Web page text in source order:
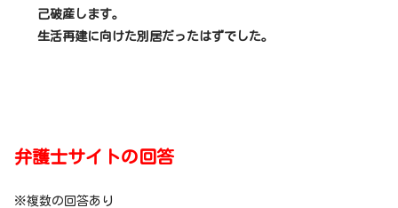
己破産します。
生活再建に向けた別居だったはずでした。
弁護士サイトの回答
※複数の回答あり